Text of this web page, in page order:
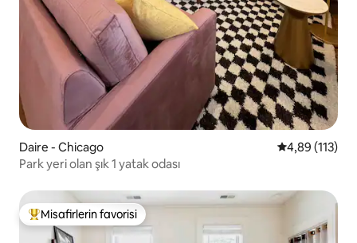
Daire - Chicago 5 üzerinden
4,89 (113)
Park yeri olan şık 1 yatak odası
Misafirlerin favorilerinden en beğenilenler arasında
Misafirlerin favorisi